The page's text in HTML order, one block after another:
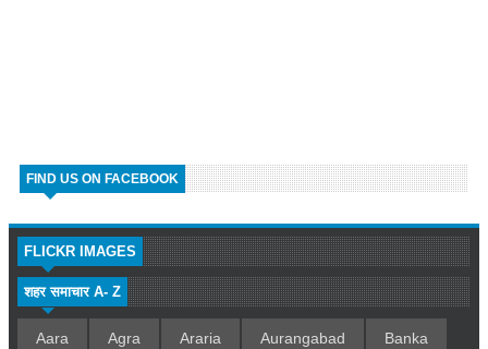
FIND US ON FACEBOOK
FLICKR IMAGES
शहर समाचार A- Z
Aara Agra Araria Aurangabad Banka